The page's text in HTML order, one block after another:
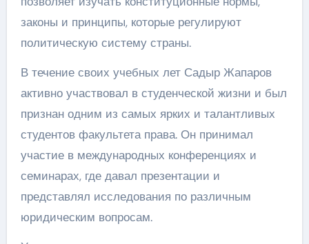
законы и принципы, которые регулируют
политическую систему страны.
В течение своих учебных лет Садыр Жапаров
активно участвовал в студенческой жизни и был
признан одним из самых ярких и талантливых
студентов факультета права. Он принимал
участие в международных конференциях и
семинарах, где давал презентации и
представлял исследования по различным
юридическим вопросам.